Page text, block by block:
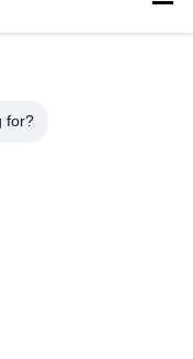
van topkwaliteit"
Dynamic
for?